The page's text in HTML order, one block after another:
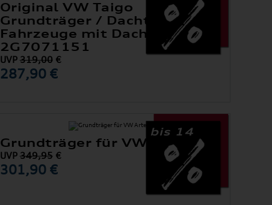
Original VW Taigo
Grundträger / Dachträger für
Fahrzeuge mit Dachreling
2G7071151
UVP 319,00€
287,90 €
bis 14
Grundträger für VW Arteon
UVP 349,95€
301,90 €